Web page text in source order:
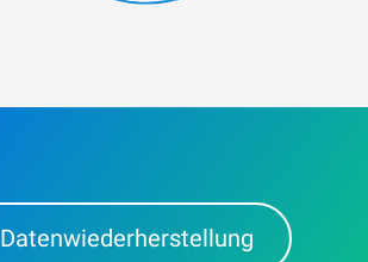
Datenwiederherstellung